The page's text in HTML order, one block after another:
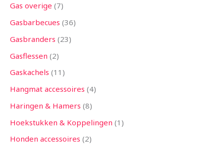
Gas overige 7
Gasbarbecues 36
Gasbranders 23
Gasflessen 2
Gaskachels 11
Hangmat accessoires 4
Haringen & Hamers 8
Hoekstukken & Koppelingen 1
Honden accessoires 2